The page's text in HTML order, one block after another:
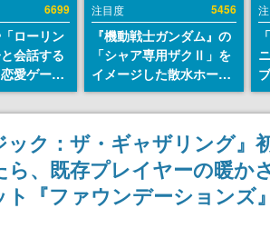
6699
ローリン
会話する
愛ゲーム
ソウルラ
。返事に
注目度 5456
『機動戦士ガンダム』の
「シャア専用ザクⅡ」を
イメージした散水ホース
リールが予約開始。本体
にはシャアのパーソナル
マークやジオン公国軍の
エンブレム、型式番号な
どを配置
売
ック：ザ・ギャザリング
ら、既存プレイヤーの暖か
ト『ファウンデーションズ